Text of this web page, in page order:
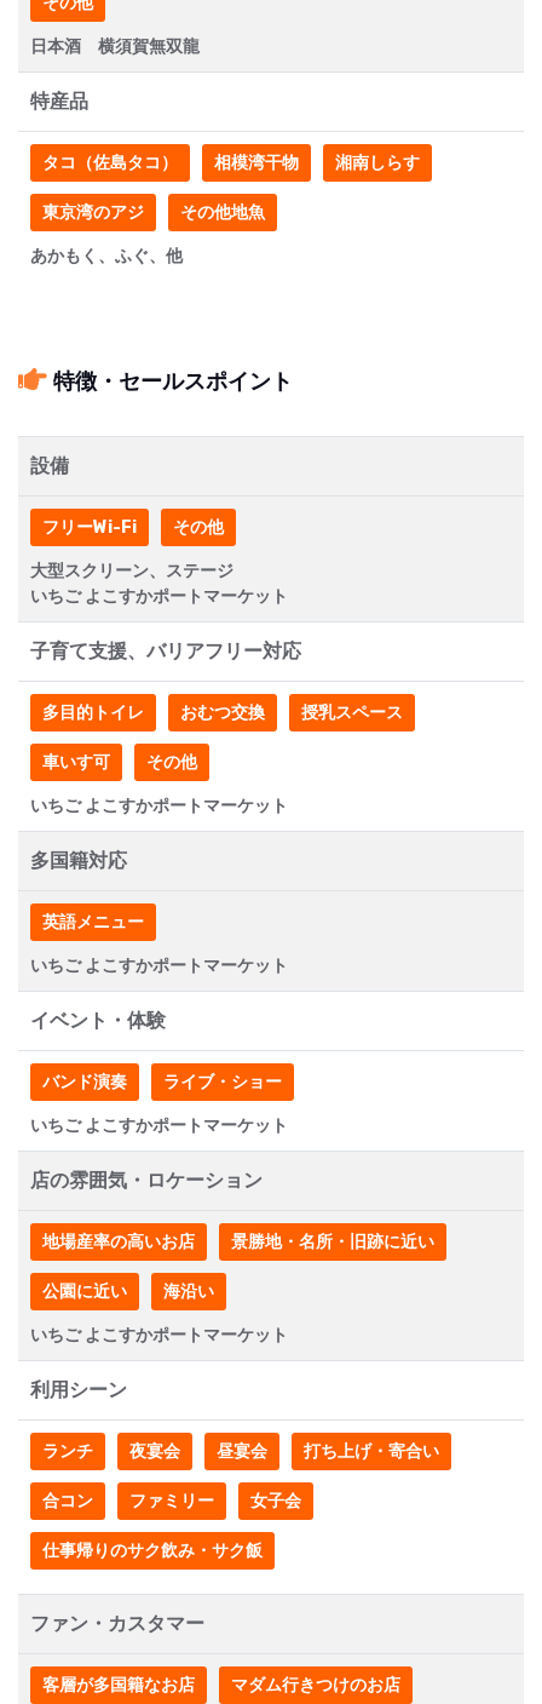
日本酒 横須賀無双龍
特産品
タコ（佐島タコ） 相模湾干物 湘南しらす
東京湾のアジ その他地魚
あかもく、ふぐ、他
特徴・セールスポイント
設備
フリーWi-Fi その他
大型スクリーン、ステージ
いちご よこすかポートマーケット
子育て支援、バリアフリー対応
多目的トイレ おむつ交換 授乳スペース
車いす可 その他
いちご よこすかポートマーケット
多国籍対応
英語メニュー
いちご よこすかポートマーケット
イベント・体験
バンド演奏 ライブ・ショー
いちご よこすかポートマーケット
店の雰囲気・ロケーション
地場産率の高いお店 景勝地・名所・旧跡に近い
公園に近い 海沿い
いちご よこすかポートマーケット
利用シーン
ランチ 夜宴会 昼宴会 打ち上げ・寄合い
合コン ファミリー 女子会
仕事帰りのサク飲み・サク飯
ファン・カスタマー
客層が多国籍なお店 マダム行きつけのお店